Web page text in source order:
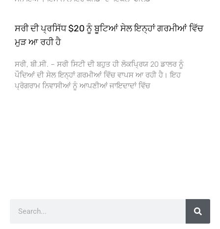
ਸਰੀ ਦੀ ਪ੍ਰਸਿੱਧ $20 ਨੂੰ ਬੂਟਿਆਂ ਸੇਲ ਇਨ੍ਹਾਂ ਗਰਮੀਆਂ ਵਿੱਚ
ਮੁੜ ਆ ਰਹੀ ਹੈ
ਸਰੀ, ਬੀ.ਸੀ. – ਸਰੀ ਸਿਟੀ ਦੀ ਬਹੁਤ ਹੀ ਲੋਕਪ੍ਰਿਯ 20 ਡਾਲਰ ਨੂੰ
ਪੌਦਿਆਂ ਦੀ ਸੇਲ ਇਨ੍ਹਾਂ ਗਰਮੀਆਂ ਵਿੱਚ ਵਾਪਸ ਆ ਰਹੀ ਹੈ। ਇਹ
ਪ੍ਰੋਗਰਾਮ ਨਿਵਾਸੀਆਂ ਨੂੰ ਆਪਣੀਆਂ ਜਾਇਦਾਦਾਂ ਵਿੱਚ